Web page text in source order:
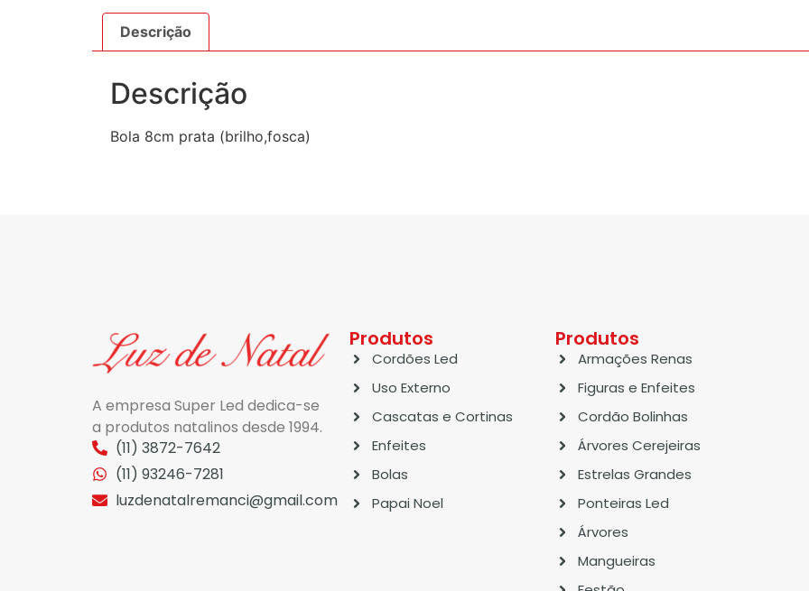
Descrição
Descrição
Bola 8cm prata (brilho,fosca)
A empresa Super Led dedica-se
a produtos natalinos desde 1994.
(11) 3872-7642
(11) 93246-7281
luzdenatalremanci@gmail.com
Produtos
Cordões Led
Uso Externo
Cascatas e Cortinas
Enfeites
Bolas
Papai Noel
Produtos
Armações Renas
Figuras e Enfeites
Cordão Bolinhas
Árvores Cerejeiras
Estrelas Grandes
Ponteiras Led
Árvores
Mangueiras